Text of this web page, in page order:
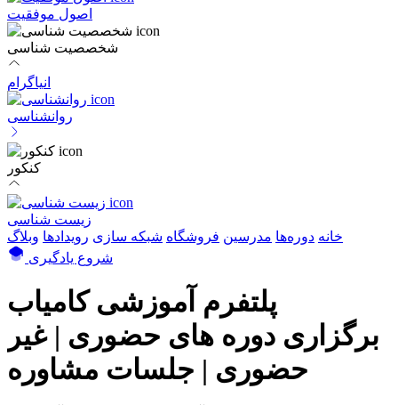
اصول موفقیت
شخصصیت شناسی
انیاگرام
روانشناسی
کنکور
زیست شناسی
خانه دوره‌ها مدرسین فروشگاه شبکه سازی رویداد‌ها وبلاگ
شروع یادگیری
پلتفرم آموزشی کامیاب
برگزاری دوره های حضوری | غیر
حضوری | جلسات مشاوره